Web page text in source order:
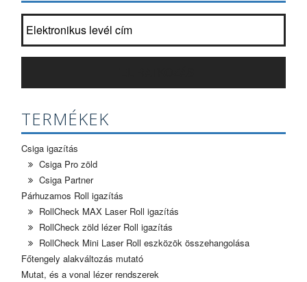
Csatlakozzon hírlevelünkre listája? *
TERMÉKEK
Csiga igazítás
Csiga Pro zöld
Csiga Partner
Párhuzamos Roll igazítás
RollCheck MAX Laser Roll igazítás
RollCheck zöld lézer Roll igazítás
RollCheck Mini Laser Roll eszközök összehangolása
Főtengely alakváltozás mutató
Mutat, és a vonal lézer rendszerek